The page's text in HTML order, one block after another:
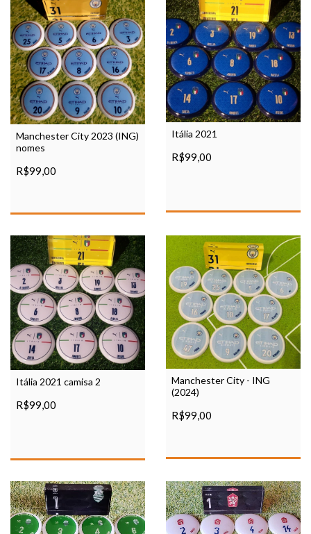
Manchester City 2023 (ING)
nomes
R$99,00
Itália 2021
R$99,00
Itália 2021 camisa 2
R$99,00
Manchester City - ING
(2024)
R$99,00